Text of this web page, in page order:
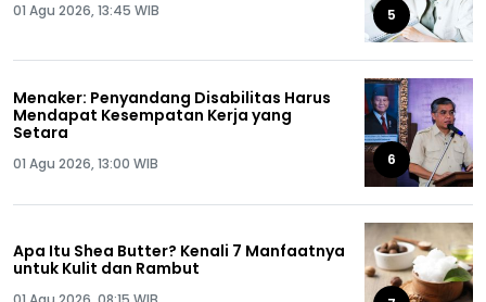
01 Agu 2026, 13:45 WIB 5
Menaker: Penyandang Disabilitas Harus
Mendapat Kesempatan Kerja yang
Setara
01 Agu 2026, 13:00 WIB 6
Apa Itu Shea Butter? Kenali 7 Manfaatnya
untuk Kulit dan Rambut